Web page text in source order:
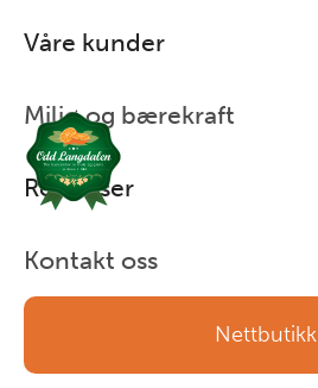
Våre kunder
Miljø og bærekraft
Ressurser
Kontakt oss
Nettbutikk